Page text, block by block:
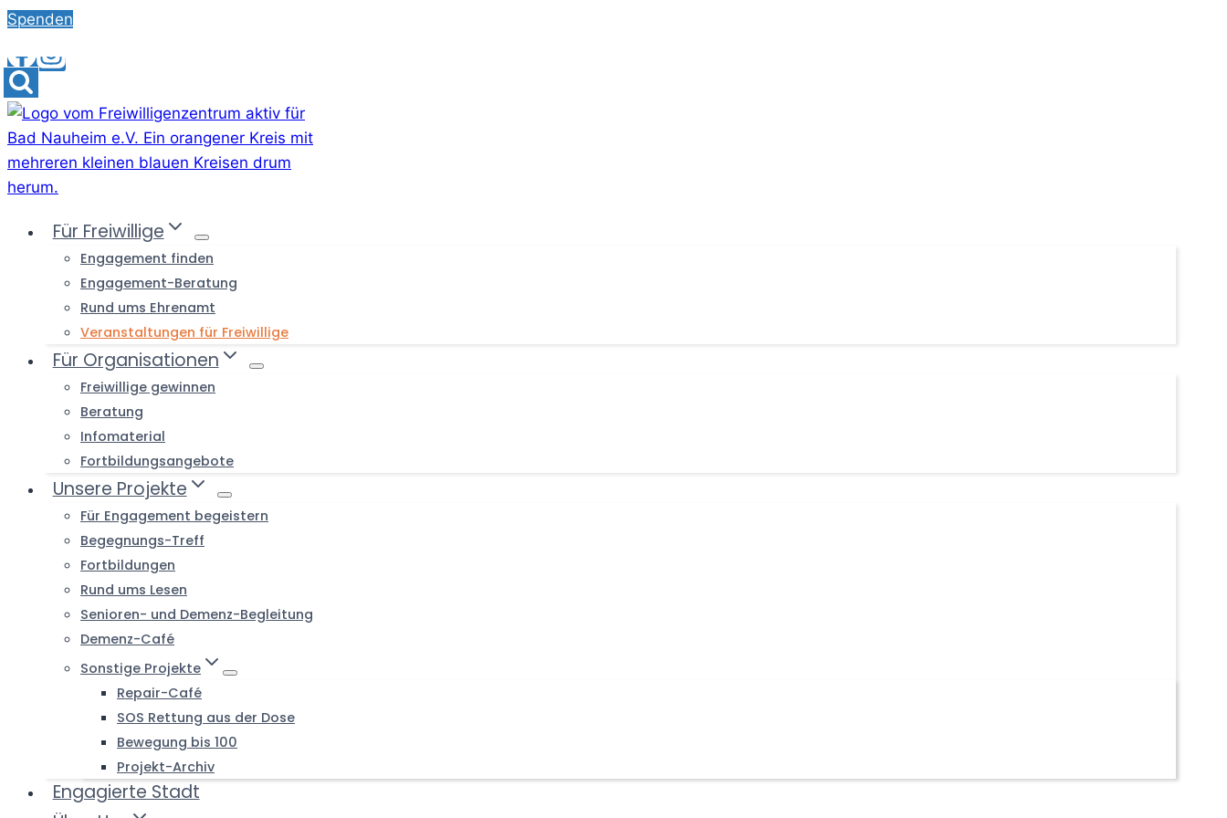
Skip
content
Spenden
Für Freiwillige
Engagement finden
Engagement-Beratung
Rund ums Ehrenamt
Veranstaltungen für Freiwillige
Für Organisationen
Freiwillige gewinnen
Beratung
Infomaterial
Fortbildungsangebote
Unsere Projekte
Für Engagement begeistern
Begegnungs-Treff
Fortbildungen
Rund ums Lesen
Senioren- und Demenz-Begleitung
Demenz-Café
Sonstige Projekte
Repair-Café
SOS Rettung aus der Dose
Bewegung bis 100
Projekt-Archiv
Engagierte Stadt